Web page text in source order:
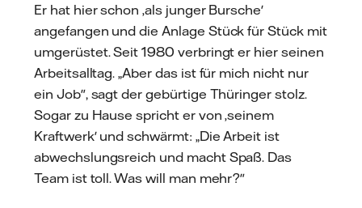
Er hat hier schon ‚als junger Bursche'
angefangen und die Anlage Stück für Stück mit
umgerüstet. Seit 1980 verbringt er hier seinen
Arbeitsalltag. „Aber das ist für mich nicht nur
ein Job", sagt der gebürtige Thüringer stolz.
Sogar zu Hause spricht er von ‚seinem
Kraftwerk' und schwärmt: „Die Arbeit ist
abwechslungsreich und macht Spaß. Das
Team ist toll. Was will man mehr?"